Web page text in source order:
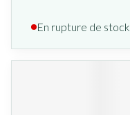
En rupture de stock